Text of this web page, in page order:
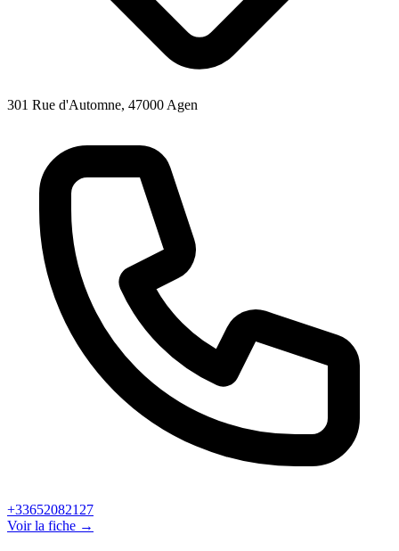
301 Rue d'Automne, 47000 Agen
+33652082127
Voir la fiche →